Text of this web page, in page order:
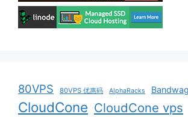
80VPS 80VPS 优惠码 AlphaRacks
CloudCone CloudCone vps